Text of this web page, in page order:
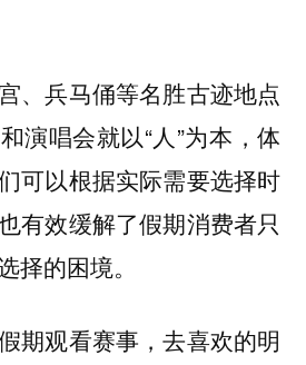
、兵马俑等名胜古迹地点
演唱会就以“人”为本，体
可以根据实际需要选择时
有效缓解了假期消费者只
择的困境。
期观看赛事，去喜欢的明